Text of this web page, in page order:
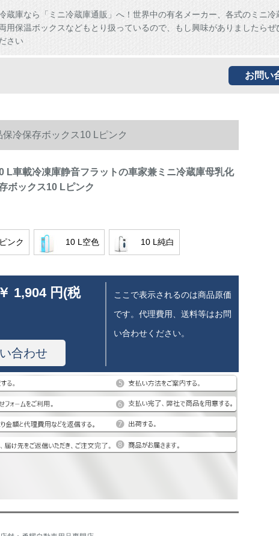
蔵庫なら「ミニ冷蔵庫通販」へ！世界中の有名メーカー、各式のミニ冷
用保温ボックスなどもとり扱っているので、もし興味がありましたらぜ
さい
お問い
冷保存ボックス10 Lピンク
L車載冷凍庫静音フラットの車家兼ミニ冷蔵庫母乳化
ボックス10 Lピンク
ンク 10 L空色 10 L純白
￥ 1,904 円(税
合わせ
ここで表示されるのは商品原価
です。代理費用、送料等はお問
い合わせください。